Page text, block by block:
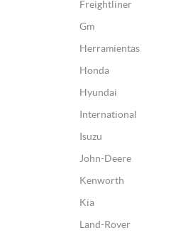
Freightliner
Gm
Herramientas
Honda
Hyundai
International
Isuzu
John-Deere
Kenworth
Kia
Land-Rover